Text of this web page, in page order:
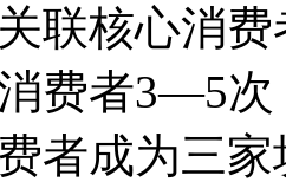
联核心消
费者3—5
者成为三